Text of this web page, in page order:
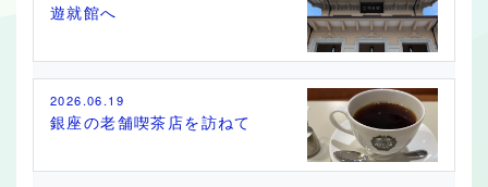
遊就館へ
2026.06.19
銀座の老舗喫茶店を訪ねて